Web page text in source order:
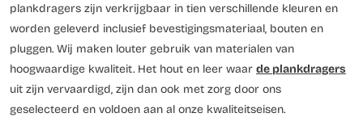
plankdragers zijn verkrijgbaar in tien verschillende kleuren en
worden geleverd inclusief bevestigingsmateriaal, bouten en
pluggen. Wij maken louter gebruik van materialen van
hoogwaardige kwaliteit. Het hout en leer waar de plankdragers
uit zijn vervaardigd, zijn dan ook met zorg door ons
geselecteerd en voldoen aan al onze kwaliteitseisen.